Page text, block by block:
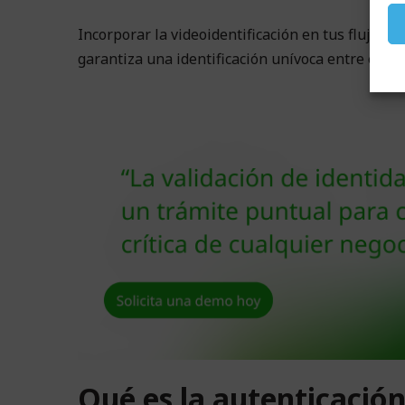
Incorporar la videoidentificación en tus flujos
garantiza una identificación unívoca entre el